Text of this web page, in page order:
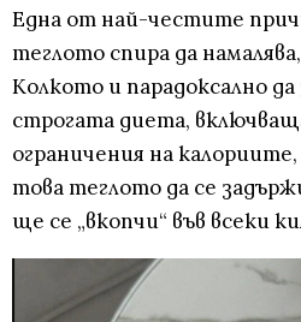
Една от най-честите
теглото спира да
Колкото и парадоксално
строгата диета,
ограничения на
това теглото да се
ще се „вкопчи“ във всеки